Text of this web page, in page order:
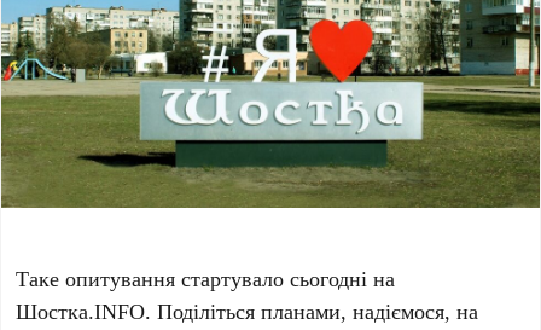
Таке опитування стартувало сьогодні на
Шостка.INFO. Поділіться планами, надіємося, на